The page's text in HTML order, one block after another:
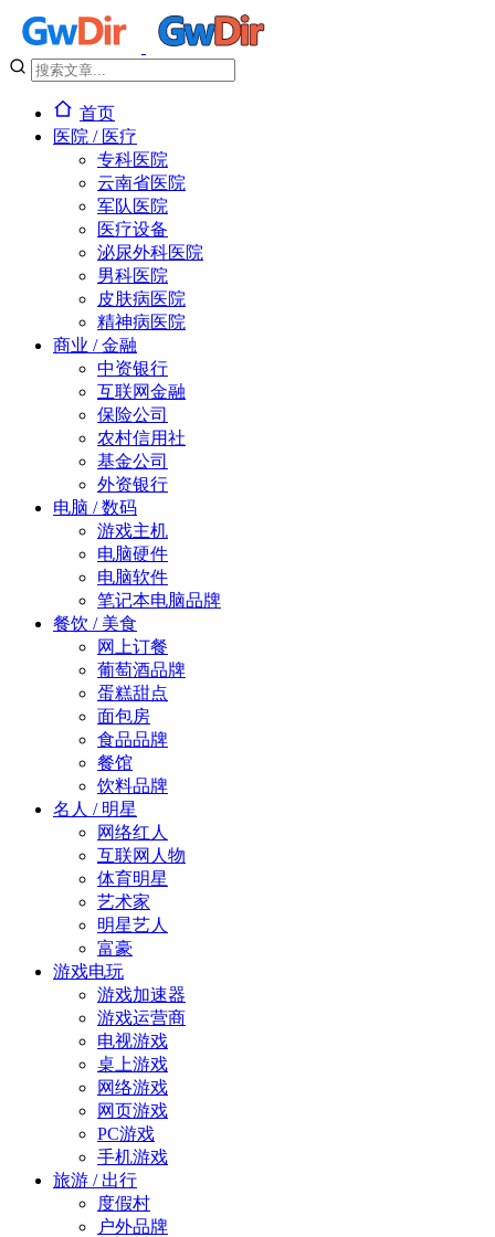
首页
医院 / 医疗
专科医院
云南省医院
军队医院
医疗设备
泌尿外科医院
男科医院
皮肤病医院
精神病医院
商业 / 金融
中资银行
互联网金融
保险公司
农村信用社
基金公司
外资银行
电脑 / 数码
游戏主机
电脑硬件
电脑软件
笔记本电脑品牌
餐饮 / 美食
网上订餐
葡萄酒品牌
蛋糕甜点
面包房
食品品牌
餐馆
饮料品牌
名人 / 明星
网络红人
互联网人物
体育明星
艺术家
明星艺人
富豪
游戏电玩
游戏加速器
游戏运营商
电视游戏
桌上游戏
网络游戏
网页游戏
PC游戏
手机游戏
旅游 / 出行
度假村
户外品牌